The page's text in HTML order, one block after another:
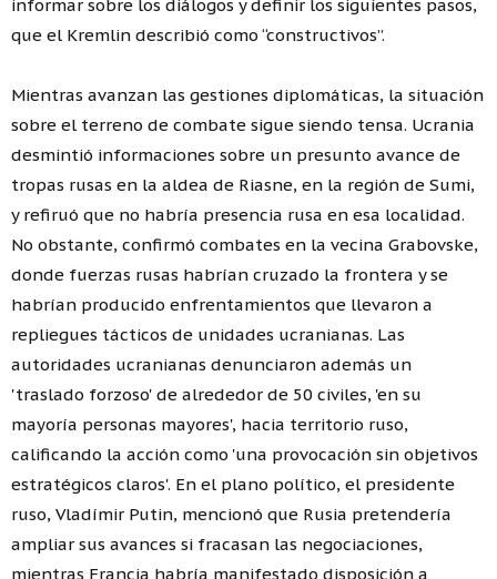
informar sobre los diálogos y definir los siguientes pasos,
que el Kremlin describió como “constructivos”.
Mientras avanzan las gestiones diplomáticas, la situación
sobre el terreno de combate sigue siendo tensa. Ucrania
desmintió informaciones sobre un presunto avance de
tropas rusas en la aldea de Riasne, en la región de Sumi,
y refiruó que no habría presencia rusa en esa localidad.
No obstante, confirmó combates en la vecina Grabovske,
donde fuerzas rusas habrían cruzado la frontera y se
habrían producido enfrentamientos que llevaron a
repliegues tácticos de unidades ucranianas. Las
autoridades ucranianas denunciaron además un
'traslado forzoso' de alrededor de 50 civiles, 'en su
mayoría personas mayores', hacia territorio ruso,
calificando la acción como 'una provocación sin objetivos
estratégicos claros'. En el plano político, el presidente
ruso, Vladímir Putin, mencionó que Rusia pretendería
ampliar sus avances si fracasan las negociaciones,
mientras Francia habría manifestado disposición a